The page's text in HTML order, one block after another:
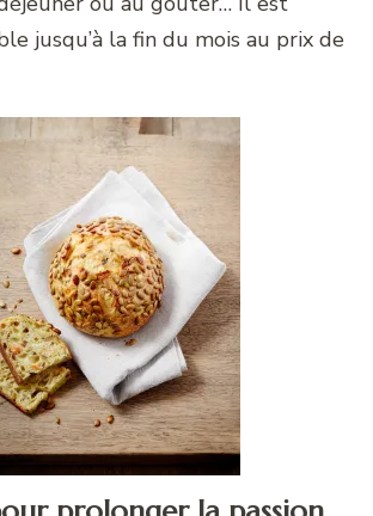
jusqu’à la fin du mois au prix de